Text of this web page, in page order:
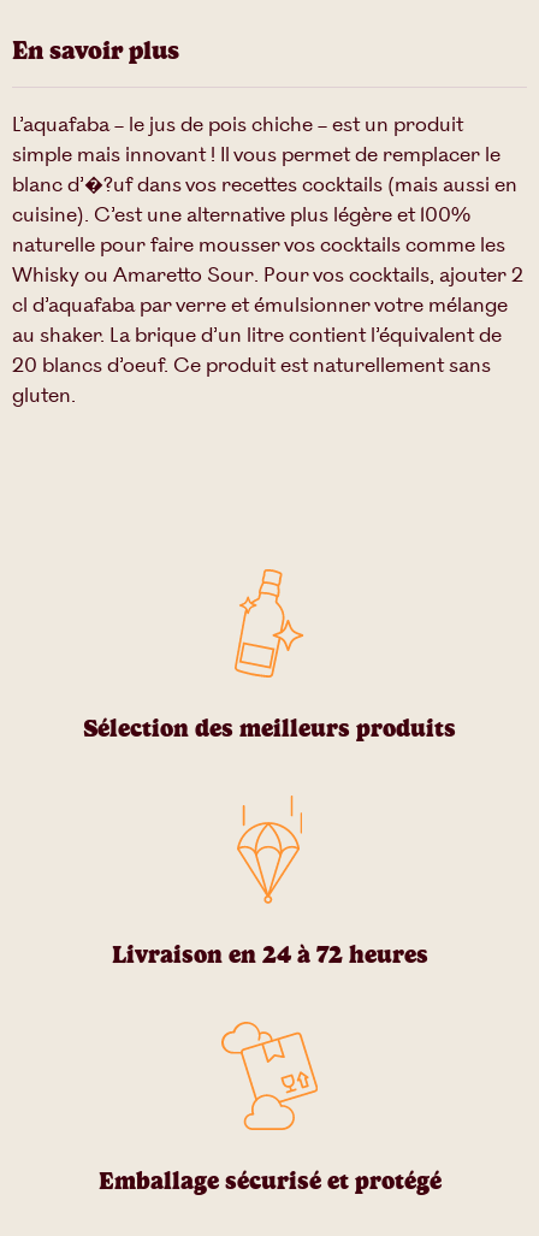
En savoir plus
L’aquafaba – le jus de pois chiche – est un produit
simple mais innovant ! Il vous permet de remplacer le
blanc d’�?uf dans vos recettes cocktails (mais aussi en
cuisine). C’est une alternative plus légère et 100%
naturelle pour faire mousser vos cocktails comme les
WhiskyouAmaretto Sour. Pour vos cocktails, ajouter 2
cl d’aquafaba par verre et émulsionner votre mélange
au shaker. La brique d’un litre contient l’équivalent de
20 blancs d’oeuf. Ce produit est naturellement sans
gluten.
Sélection des meilleurs produits
Livraison en 24 à 72 heures
Emballage sécurisé et protégé